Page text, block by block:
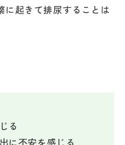
に起きて排尿することは
る
に不安を感じる